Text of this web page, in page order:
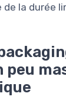
la durée
peu